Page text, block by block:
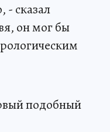
- сказал
он мог бы
подобный